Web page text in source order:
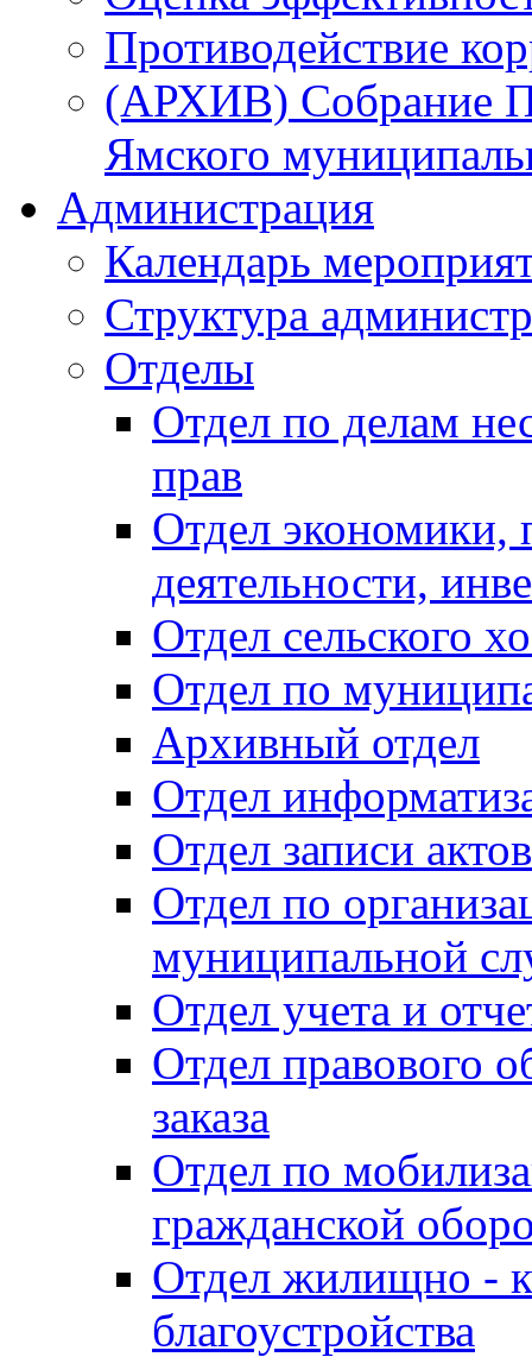
Противодействие
(АРХИВ) Собрание
Ямского
Администрация
Календарь
Структура
Отделы
Отдел по делам
прав
Отдел экономики,
деятельности,
Отдел сельского
Отдел по
Архивный отдел
Отдел
Отдел записи
Отдел по
муниципальной
Отдел учета и
Отдел правового
заказа
Отдел по
гражданской
Отдел жилищно -
благоустройства